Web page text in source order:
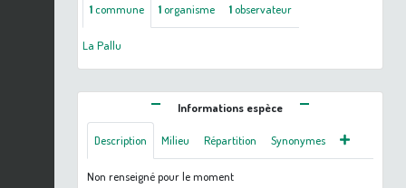
1commune 1organisme 1observateur
La Pallu
Informations espèce
Description Milieu Répartition Synonymes
Non renseigné pour le moment